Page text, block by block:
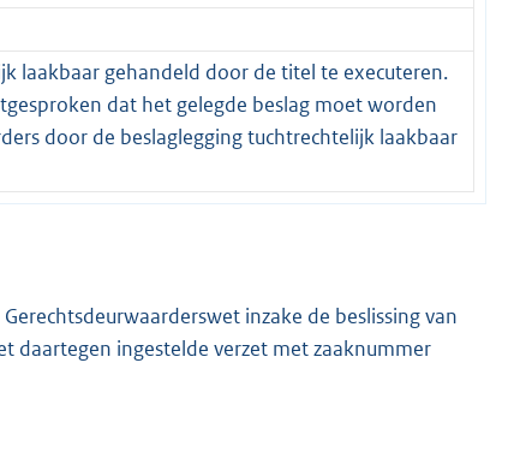
laakbaar gehandeld door de titel te executeren.
dat het gelegde beslag moet worden
door de beslaglegging tuchtrechtelijk laakbaar
inzake de beslissing van
daartegen ingestelde verzet met zaaknummer